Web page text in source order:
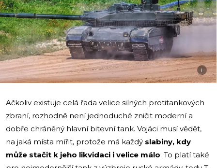
i
Ačkoliv existuje celá řada velice silných protitankových
zbraní, rozhodně není jednoduché zničit moderní a
dobře chráněný hlavní bitevní tank. Vojáci musí vědět,
na jaká místa mířit, protože má každý slabiny, kdy
může stačit k jeho likvidaci i velice málo. To platí také